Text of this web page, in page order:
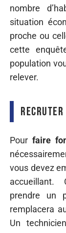
nombre
situation
proche ou
cette
population
relever.
Recruter
Pourfaire
vous devez
accueillant.
prendre un
remplacera
Un